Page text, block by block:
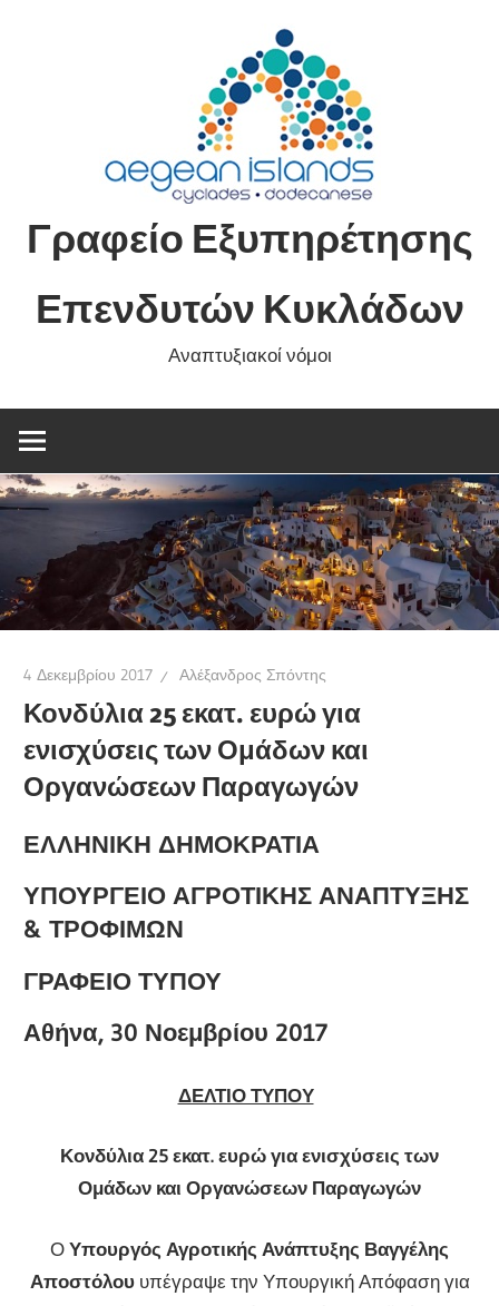
Γραφείο Εξυπηρέτησης
Επενδυτών Κυκλάδων
Αναπτυξιακοί νόμοι
4 Δεκεμβρίου 2017 Αλέξανδρος Σπόντης
Κονδύλια 25 εκατ. ευρώ για
ενισχύσεις των Ομάδων και
Οργανώσεων Παραγωγών
ΕΛΛΗΝΙΚΗ ΔΗΜΟΚΡΑΤΙΑ
ΥΠΟΥΡΓΕΙΟ ΑΓΡΟΤΙΚΗΣ ΑΝΑΠΤΥΞΗΣ
& ΤΡΟΦΙΜΩΝ
ΓΡΑΦΕΙΟ ΤΥΠΟΥ
Αθήνα, 30 Νοεμβρίου 2017
ΔΕΛΤΙΟ ΤΥΠΟΥ
Κονδύλια 25 εκατ. ευρώ για ενισχύσεις των
Ομάδων και Οργανώσεων Παραγωγών
ΟΥπουργός Αγροτικής Ανάπτυξης Βαγγέλης
Αποστόλουυπέγραψε την Υπουργική Απόφαση για